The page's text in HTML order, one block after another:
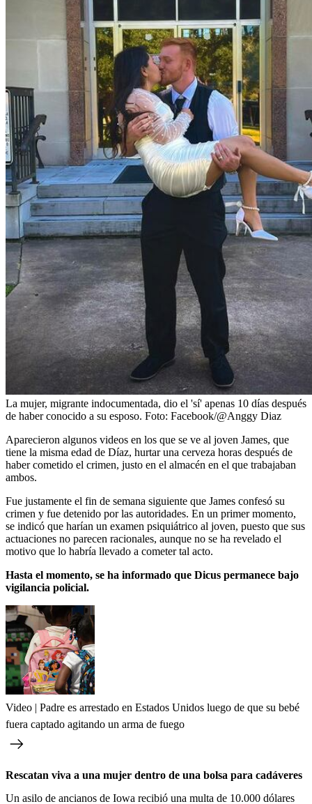
La mujer, migrante indocumentada, dio el 'sí' apenas 10 días después
de haber conocido a su esposo. Foto: Facebook/@Anggy Diaz
Aparecieron algunos videos en los que se ve al joven James, que
tiene la misma edad de Díaz, hurtar una cerveza horas después de
haber cometido el crimen, justo en el almacén en el que trabajaban
ambos.
Fue justamente el fin de semana siguiente que James confesó su
crimen y fue detenido por las autoridades. En un primer momento,
se indicó que harían un examen psiquiátrico al joven, puesto que sus
actuaciones no parecen racionales, aunque no se ha revelado el
motivo que lo habría llevado a cometer tal acto.
Hasta el momento, se ha informado que Dicus permanece bajo
vigilancia policial.
Video | Padre es arrestado en Estados Unidos luego de que su bebé
fuera captado agitando un arma de fuego
Rescatan viva a una mujer dentro de una bolsa para cadáveres
Un asilo de ancianos de Iowa recibió una multa de 10.000 dólares